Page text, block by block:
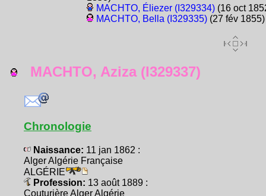
MACHTO, Éliezer (I329334)(16 oct
MACHTO, Bella (I329335)(27 fév 1855)
MACHTO, Aziza (I329337)
Chronologie
Naissance: 11 jan 1862 :
Alger Algérie Française
ALGÉRIE
Profession: 13 août 1889 :
Couturière Alger Algérie